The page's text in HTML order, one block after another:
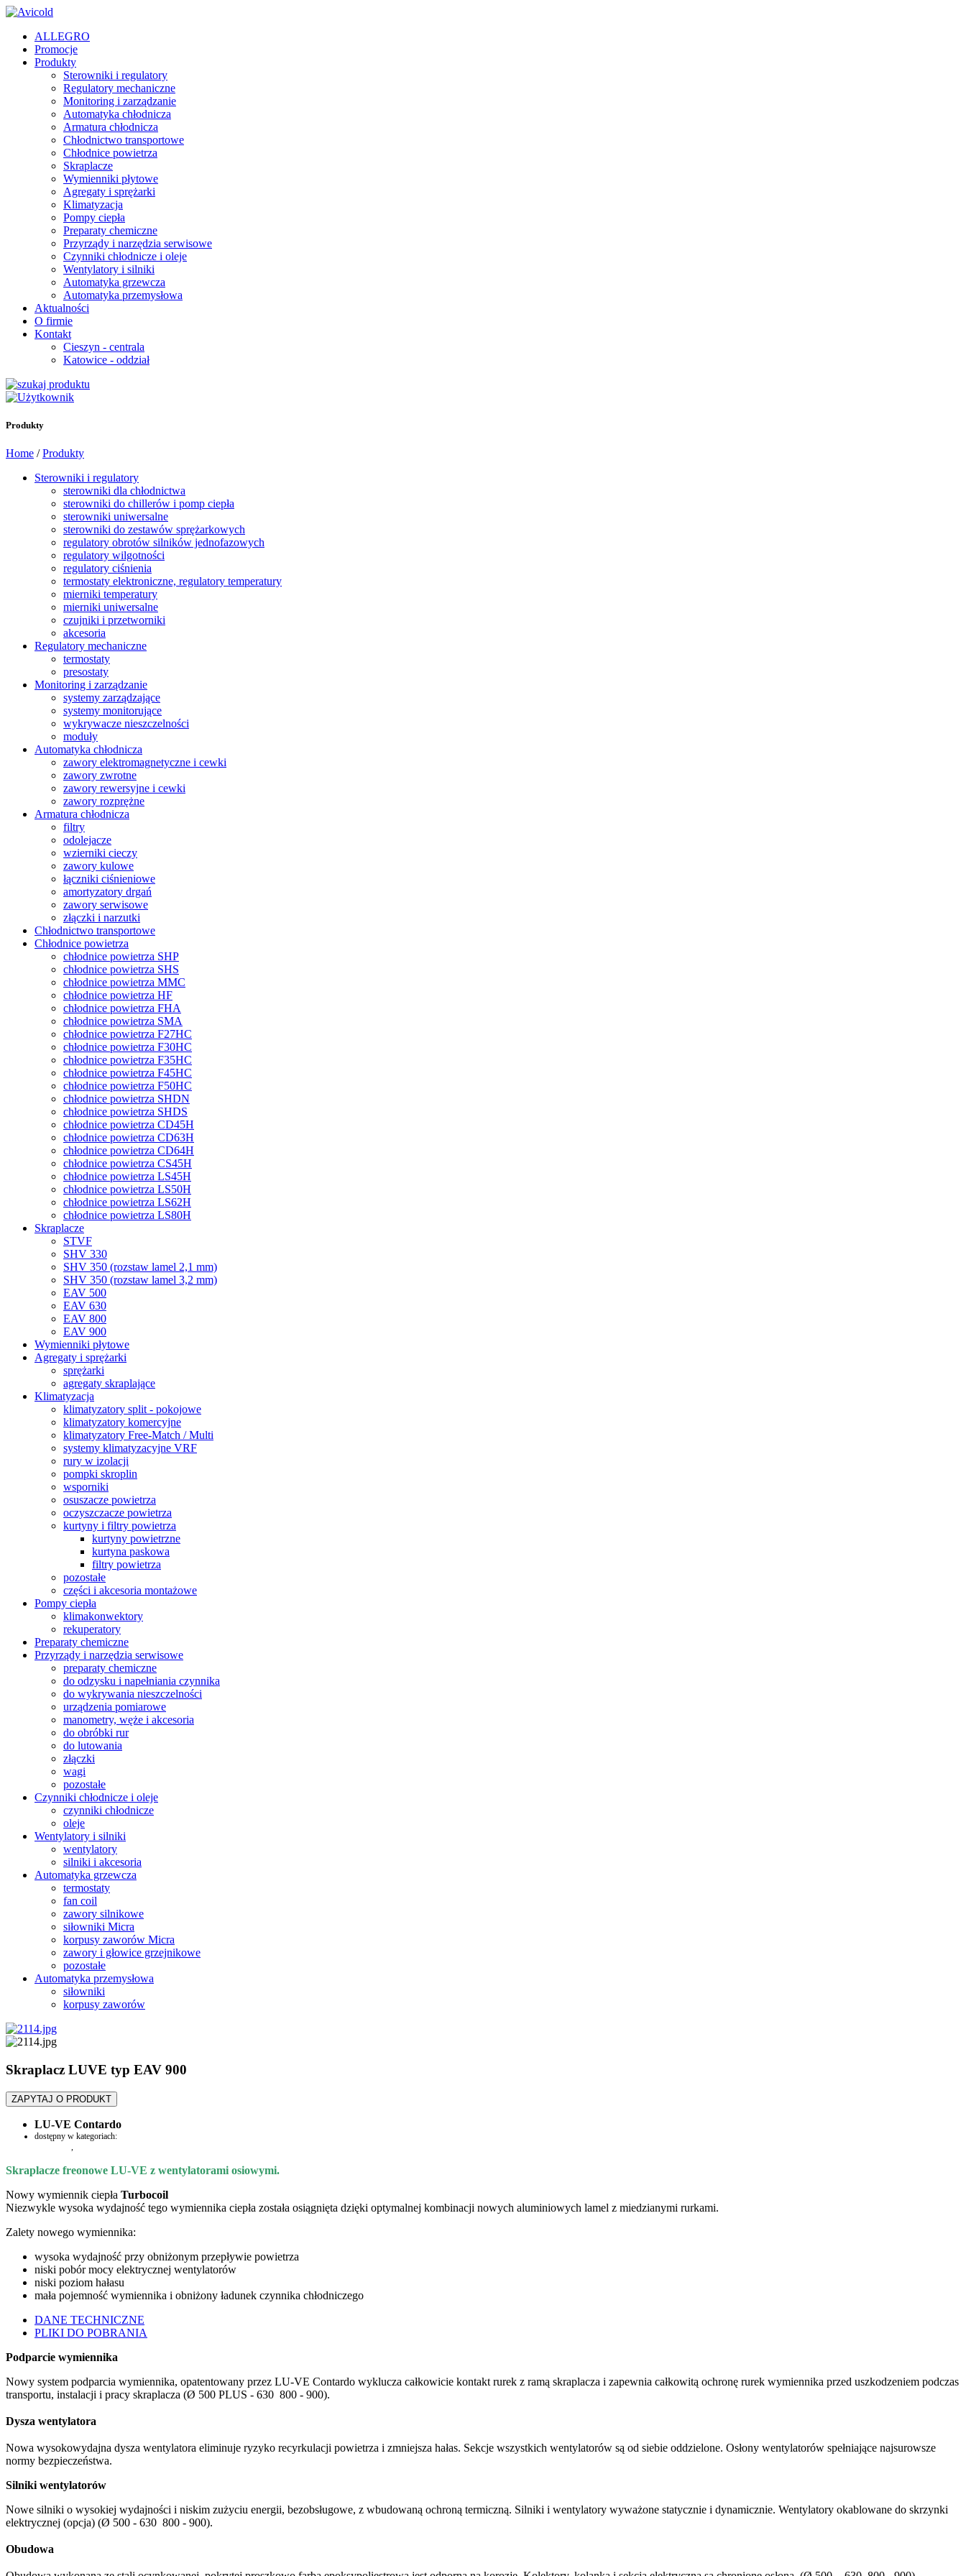
ALLEGRO
Promocje
Produkty
Sterowniki i regulatory
Regulatory mechaniczne
Monitoring i zarządzanie
Automatyka chłodnicza
Armatura chłodnicza
Chłodnictwo transportowe
Chłodnice powietrza
Skraplacze
Wymienniki płytowe
Agregaty i sprężarki
Klimatyzacja
Pompy ciepła
Preparaty chemiczne
Przyrządy i narzędzia serwisowe
Czynniki chłodnicze i oleje
Wentylatory i silniki
Automatyka grzewcza
Automatyka przemysłowa
Aktualności
O firmie
Kontakt
Cieszyn - centrala
Katowice - oddział
Produkty
Home /Produkty
Sterowniki i regulatory
sterowniki dla chłodnictwa
sterowniki do chillerów i pomp ciepła
sterowniki uniwersalne
sterowniki do zestawów sprężarkowych
regulatory obrotów silników jednofazowych
regulatory wilgotności
regulatory ciśnienia
termostaty elektroniczne, regulatory temperatury
mierniki temperatury
mierniki uniwersalne
czujniki i przetworniki
akcesoria
Regulatory mechaniczne
termostaty
presostaty
Monitoring i zarządzanie
systemy zarządzające
systemy monitorujące
wykrywacze nieszczelności
moduły
Automatyka chłodnicza
zawory elektromagnetyczne i cewki
zawory zwrotne
zawory rewersyjne i cewki
zawory rozprężne
Armatura chłodnicza
filtry
odolejacze
wzierniki cieczy
zawory kulowe
łączniki ciśnieniowe
amortyzatory drgań
zawory serwisowe
złączki i narzutki
Chłodnictwo transportowe
Chłodnice powietrza
chłodnice powietrza SHP
chłodnice powietrza SHS
chłodnice powietrza MMC
chłodnice powietrza HF
chłodnice powietrza FHA
chłodnice powietrza SMA
chłodnice powietrza F27HC
chłodnice powietrza F30HC
chłodnice powietrza F35HC
chłodnice powietrza F45HC
chłodnice powietrza F50HC
chłodnice powietrza SHDN
chłodnice powietrza SHDS
chłodnice powietrza CD45H
chłodnice powietrza CD63H
chłodnice powietrza CD64H
chłodnice powietrza CS45H
chłodnice powietrza LS45H
chłodnice powietrza LS50H
chłodnice powietrza LS62H
chłodnice powietrza LS80H
Skraplacze
STVF
SHV 330
SHV 350 (rozstaw lamel 2,1 mm)
SHV 350 (rozstaw lamel 3,2 mm)
EAV 500
EAV 630
EAV 800
EAV 900
Wymienniki płytowe
Agregaty i sprężarki
sprężarki
agregaty skraplające
Klimatyzacja
klimatyzatory split - pokojowe
klimatyzatory komercyjne
klimatyzatory Free-Match / Multi
systemy klimatyzacyjne VRF
rury w izolacji
pompki skroplin
wsporniki
osuszacze powietrza
oczyszczacze powietrza
kurtyny i filtry powietrza
kurtyny powietrzne
kurtyna paskowa
filtry powietrza
pozostałe
części i akcesoria montażowe
Pompy ciepła
klimakonwektory
rekuperatory
Preparaty chemiczne
Przyrządy i narzędzia serwisowe
preparaty chemiczne
do odzysku i napełniania czynnika
do wykrywania nieszczelności
urządzenia pomiarowe
manometry, węże i akcesoria
do obróbki rur
do lutowania
złączki
wagi
pozostałe
Czynniki chłodnicze i oleje
czynniki chłodnicze
oleje
Wentylatory i silniki
wentylatory
silniki i akcesoria
Automatyka grzewcza
termostaty
fan coil
zawory silnikowe
siłowniki Micra
korpusy zaworów Micra
zawory i głowice grzejnikowe
pozostałe
Automatyka przemysłowa
siłowniki
korpusy zaworów
Skraplacz LUVE typ EAV 900
ZAPYTAJ O PRODUKT
LU-VE Contardo
dostępny w kategoriach:
Skraplacze freonowe LU-VE z wentylatorami osiowymi.
Nowy wymiennik ciepła Turbocoil
Niezwykle wysoka wydajność tego wymiennika ciepła została osiągnięta dzięki optymalnej kombinacji nowych aluminiowych lamel z miedzianymi rurkami.
Zalety nowego wymiennika:
wysoka wydajność przy obniżonym przepływie powietrza
niski pobór mocy elektrycznej wentylatorów
niski poziom hałasu
mała pojemność wymiennika i obniżony ładunek czynnika chłodniczego
DANE TECHNICZNE
PLIKI DO POBRANIA
Podparcie wymiennika
Nowy system podparcia wymiennika, opatentowany przez LU-VE Contardo wyklucza całkowicie kontakt rurek z ramą skraplacza i zapewnia całkowitą ochronę rurek wymiennika przed uszkodzeniem podczas
transportu, instalacji i pracy skraplacza (Ø 500 PLUS - 630 800 - 900).
Dysza wentylatora
Nowa wysokowydajna dysza wentylatora eliminuje ryzyko recyrkulacji powietrza i zmniejsza hałas. Sekcje wszystkich wentylatorów są od siebie oddzielone. Osłony wentylatorów spełniające najsurowsze
normy bezpieczeństwa.
Silniki wentylatorów
Nowe silniki o wysokiej wydajności i niskim zużyciu energii, bezobsługowe, z wbudowaną ochroną termiczną. Silniki i wentylatory wyważone statycznie i dynamicznie. Wentylatory okablowane do skrzynki
elektrycznej (opcja) (Ø 500 - 630 800 - 900).
Obudowa